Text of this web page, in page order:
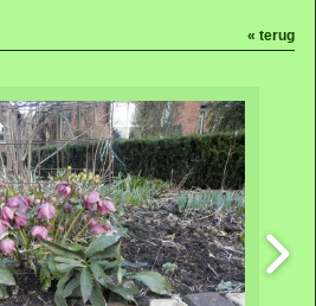
« terug